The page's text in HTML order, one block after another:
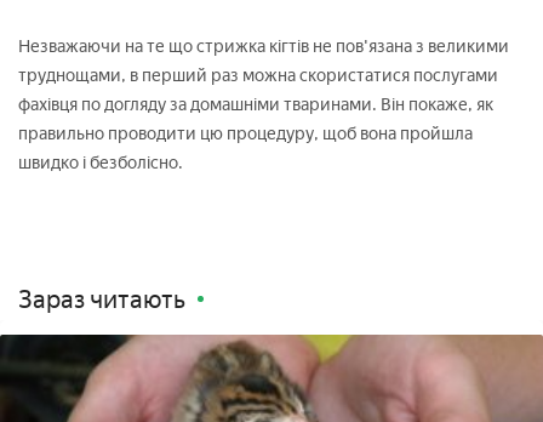
Незважаючи на те що стрижка кігтів не пов'язана з великими
труднощами, в перший раз можна скористатися послугами
фахівця по догляду за домашніми тваринами. Він покаже, як
правильно проводити цю процедуру, щоб вона пройшла
швидко і безболісно.
Зараз читають